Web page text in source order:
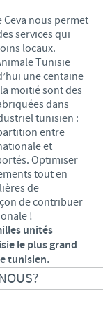
nous permet
services qui
locaux.
Tunisie
une centaine
moitié sont des
dans
tunisien :
entre
et
Optimiser
tout en
de
de contribuer
!
unités
le plus grand
tunisien.